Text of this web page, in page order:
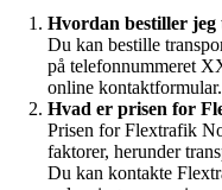
Hvordan bestiller jeg
Du kan bestille
på telefonnummeret
online kontaktformular.
Hvad er prisen for
Prisen for Flextrafik
faktorer, herunder
Du kan kontakte